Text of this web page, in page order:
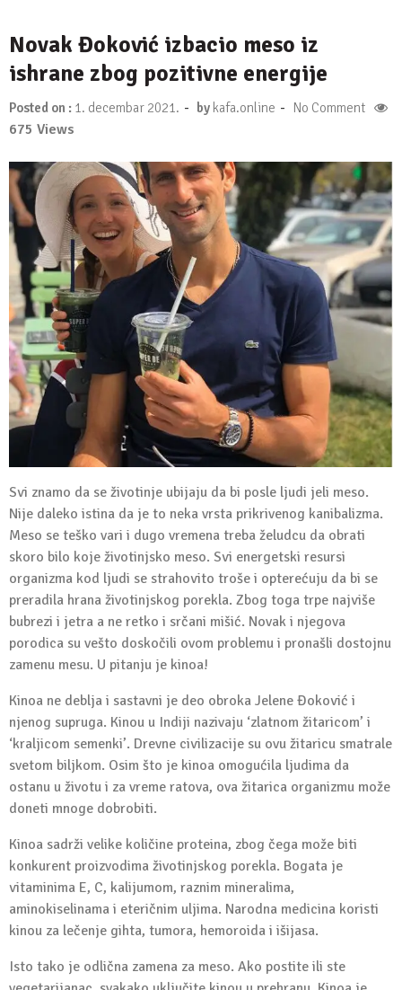
Novak Đoković izbacio meso iz
ishrane zbog pozitivne energije
Posted on : 1. decembar 2021. - by kafa.online - No Comment
675 Views
Svi znamo da se životinje ubijaju da bi posle ljudi jeli meso.
Nije daleko istina da je to neka vrsta prikrivenog kanibalizma.
Meso se teško vari i dugo vremena treba želudcu da obrati
skoro bilo koje životinjsko meso. Svi energetski resursi
organizma kod ljudi se strahovito troše i opterećuju da bi se
preradila hrana životinjskog porekla. Zbog toga trpe najviše
bubrezi i jetra a ne retko i srčani mišić. Novak i njegova
porodica su vešto doskočili ovom problemu i pronašli dostojnu
zamenu mesu. U pitanju je kinoa!
Kinoa ne deblja i sastavni je deo obroka Jelene Đoković i
njenog supruga. Kinou u Indiji nazivaju ‘zlatnom žitaricom’ i
‘kraljicom semenki’. Drevne civilizacije su ovu žitaricu smatrale
svetom biljkom. Osim što je kinoa omogućila ljudima da
ostanu u životu i za vreme ratova, ova žitarica organizmu može
doneti mnoge dobrobiti.
Kinoa sadrži velike količine proteina, zbog čega može biti
konkurent proizvodima životinjskog porekla. Bogata je
vitaminima E, C, kalijumom, raznim mineralima,
aminokiselinama i eteričnim uljima. Narodna medicina koristi
kinou za lečenje gihta, tumora, hemoroida i išijasa.
Isto tako je odlična zamena za meso. Ako postite ili ste